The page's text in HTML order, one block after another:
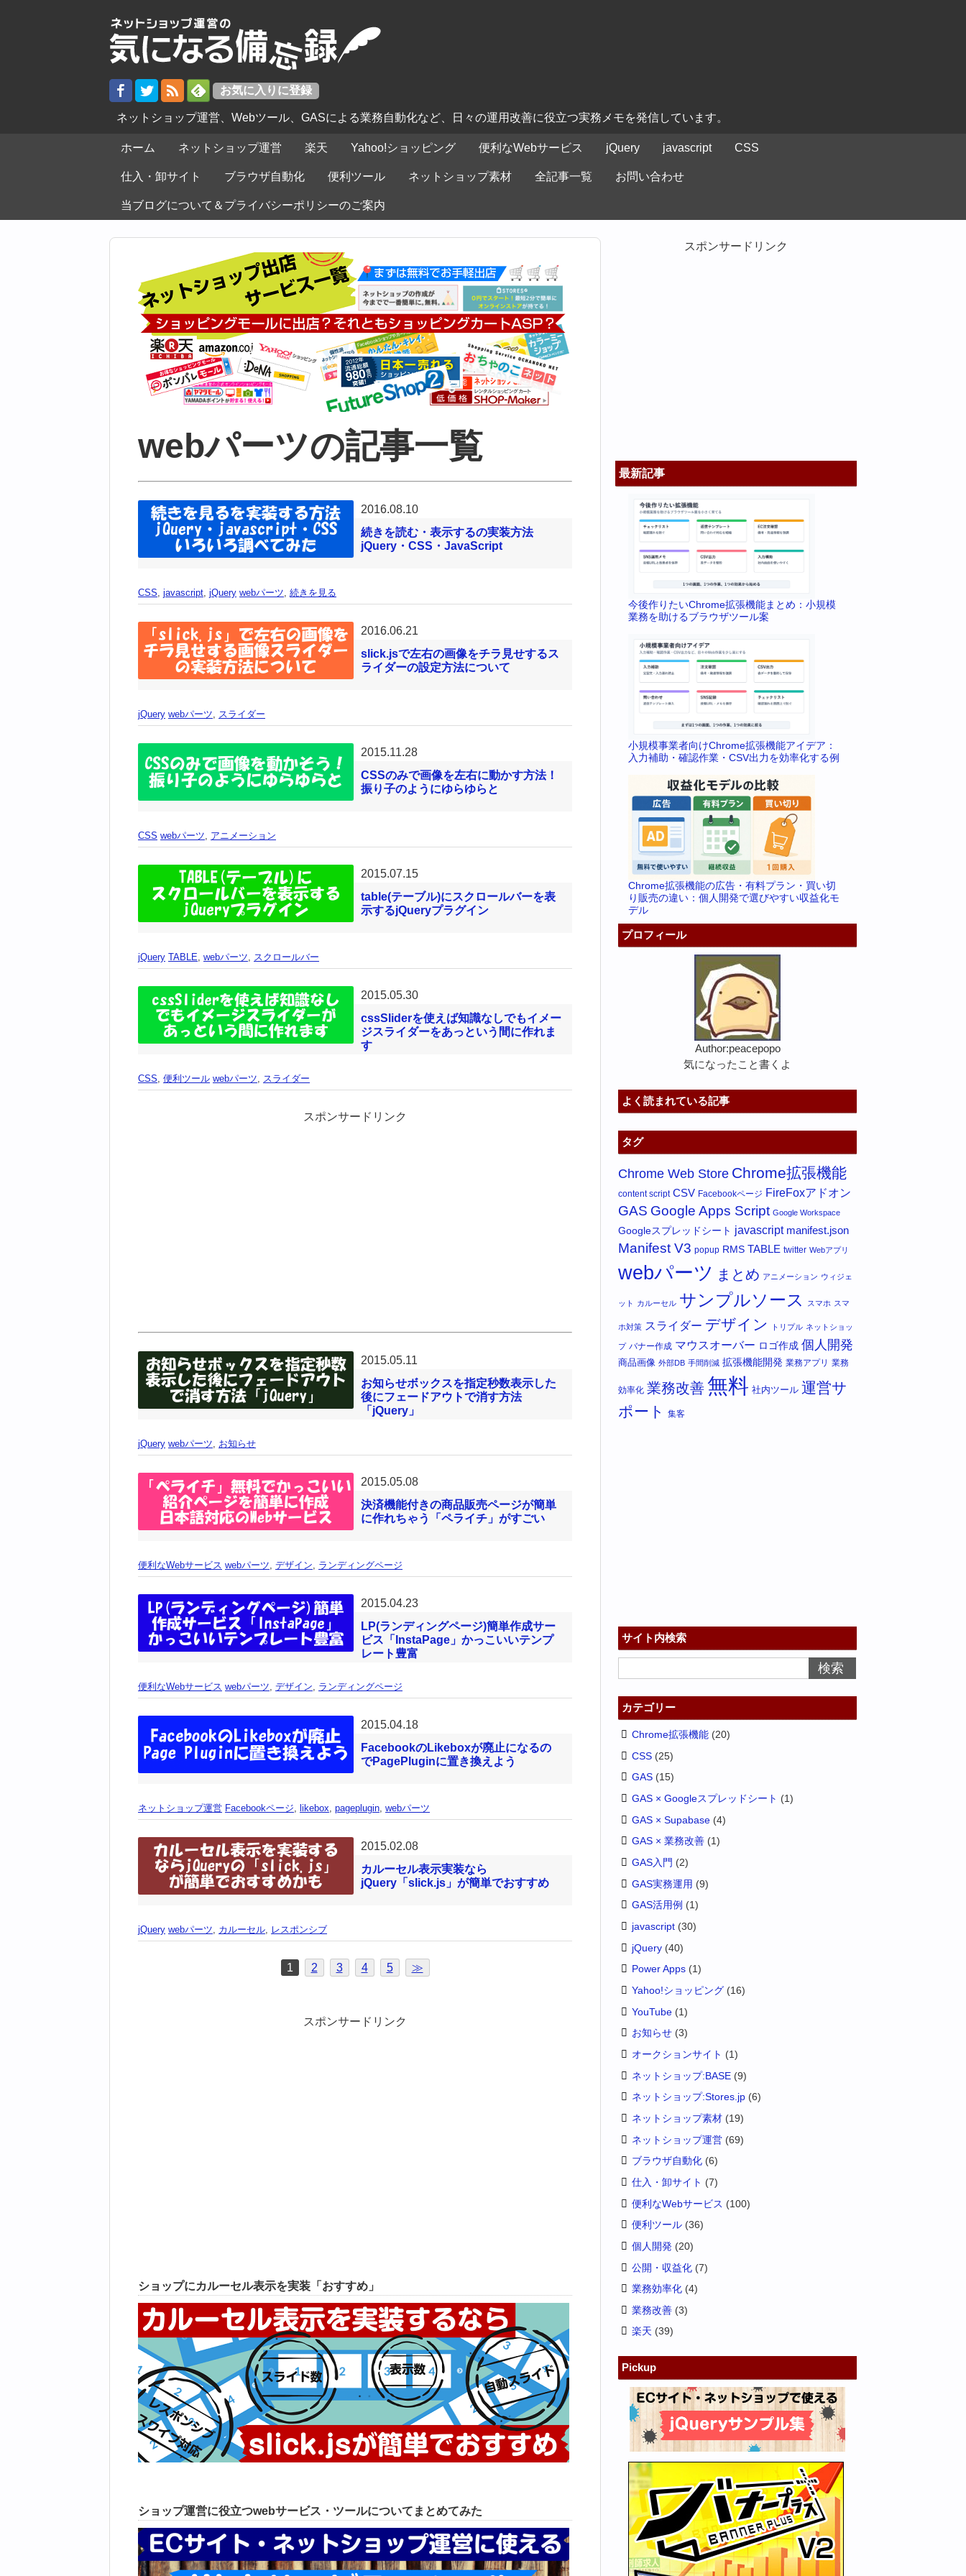
ネットショップ運営、Webツール、GASによる業務自動化など、日々の運用改善に役立つ実務メモを発信しています。
ホーム ネットショップ運営 楽天 Yahoo!ショッピング 便利なWebサービス jQuery javascript CSS
仕入・卸サイト ブラウザ自動化 便利ツール ネットショップ素材 全記事一覧 お問い合わせ
当ブログについて＆プライバシーポリシーのご案内
webパーツの記事一覧
2016.08.10
続きを読む・表示するの実装方法
jQuery・CSS・JavaScript
CSS, javascript, jQuery webパーツ, 続きを見る
2016.06.21
slick.jsで左右の画像をチラ見せするス
ライダーの設定方法について
jQuery webパーツ, スライダー
2015.11.28
CSSのみで画像を左右に動かす方法！
振り子のようにゆらゆらと
CSS webパーツ, アニメーション
2015.07.15
table(テーブル)にスクロールバーを表
示するjQueryプラグイン
jQuery TABLE, webパーツ, スクロールバー
2015.05.30
cssSliderを使えば知識なしでもイメー
ジスライダーをあっという間に作れま
す
CSS, 便利ツール webパーツ, スライダー
スポンサードリンク
2015.05.11
お知らせボックスを指定秒数表示した
後にフェードアウトで消す方法
「jQuery」
jQuery webパーツ, お知らせ
2015.05.08
決済機能付きの商品販売ページが簡単
に作れちゃう「ペライチ」がすごい
便利なWebサービス webパーツ, デザイン, ランディングページ
2015.04.23
LP(ランディングページ)簡単作成サー
ビス「InstaPage」かっこいいテンプ
レート豊富
便利なWebサービス webパーツ, デザイン, ランディングページ
2015.04.18
FacebookのLikeboxが廃止になるの
でPagePluginに置き換えよう
ネットショップ運営 Facebookページ, likebox, pageplugin, webパーツ
2015.02.08
カルーセル表示実装なら
jQuery「slick.js」が簡単でおすすめ
jQuery webパーツ, カルーセル, レスポンシブ
1 2 3 4 5 ≫
スポンサードリンク
ショップにカルーセル表示を実装「おすすめ」
ショップ運営に役立つwebサービス・ツールについてまとめてみた
スポンサードリンク
最新記事
今後作りたいChrome拡張機能まとめ：小規模
業務を助けるブラウザツール案
小規模事業者向けChrome拡張機能アイデア：
入力補助・確認作業・CSV出力を効率化する例
Chrome拡張機能の広告・有料プラン・買い切
り販売の違い：個人開発で選びやすい収益化モ
デル
プロフィール
Author:peacepopo
気になったこと書くよ
よく読まれている記事
タグ
Chrome Web Store Chrome拡張機能
content script CSV Facebookページ FireFoxアドオン
GAS Google Apps Script Google Workspace
Googleスプレッドシート javascript manifest.json
Manifest V3 popup RMS TABLE twitter Webアプリ
webパーツ まとめ アニメーション ウィジェ
ット カルーセル サンプルソース スマホ スマ
ホ対策 スライダー デザイン トリプル ネットショッ
プ バナー作成 マウスオーバー ロゴ作成 個人開発
商品画像 外部DB 手間削減 拡張機能開発 業務アプリ 業務
効率化 業務改善無料 社内ツール 運営サ
ポート
集客
サイト内検索
カテゴリー
Chrome拡張機能 (20)
CSS (25)
GAS (15)
GAS × Googleスプレッドシート (1)
GAS × Supabase (4)
GAS × 業務改善 (1)
GAS入門 (2)
GAS実務運用 (9)
GAS活用例 (1)
javascript (30)
jQuery (40)
Power Apps (1)
Yahoo!ショッピング (16)
YouTube (1)
お知らせ (3)
オークションサイト (1)
ネットショップ:BASE (9)
ネットショップ:Stores.jp (6)
ネットショップ素材 (19)
ネットショップ運営 (69)
ブラウザ自動化 (6)
仕入・卸サイト (7)
便利なWebサービス (100)
便利ツール (36)
個人開発 (20)
公開・収益化 (7)
業務効率化 (4)
業務改善 (3)
楽天 (39)
Pickup